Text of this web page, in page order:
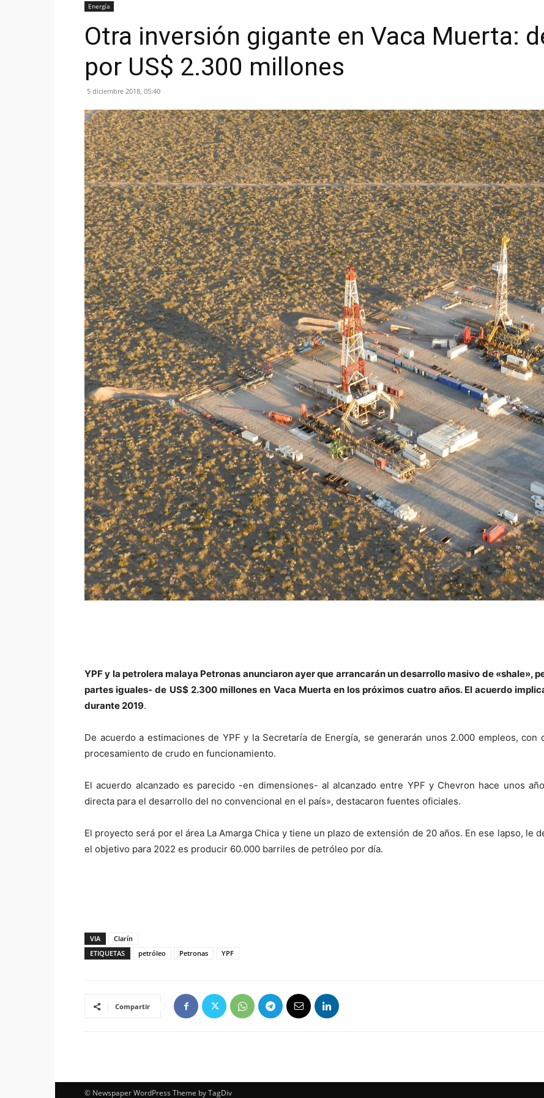
Energía
Otra inversión gigante en Vaca Muerta:
por US$ 2.300 millones
5 diciembre 2018, 05:40
YPF y la petrolera malaya Petronas anunciaron ayer que arrancarán un desarrollo masivo de «shale»,
partes iguales- de US$ 2.300 millones en Vaca Muerta en los próximos cuatro años. El acuerdo
durante 2019.
De acuerdo a estimaciones de YPF y la Secretaría de Energía, se generarán unos 2.000 empleos,
procesamiento de crudo en funcionamiento.
El acuerdo alcanzado es parecido -en dimensiones- al alcanzado entre YPF y Chevron hace unos
directa para el desarrollo del no convencional en el país», destacaron fuentes oficiales.
El proyecto será por el área La Amarga Chica y tiene un plazo de extensión de 20 años. En ese lapso, le
el objetivo para 2022 es producir 60.000 barriles de petróleo por día.
VIA
Clarín
ETIQUETAS
petróleo Petronas YPF
Compartir
© Newspaper WordPress Theme by TagDiv